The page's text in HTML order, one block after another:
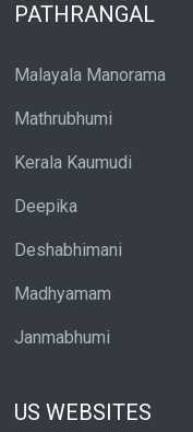
PATHRANGAL
Malayala Manorama
Mathrubhumi
Kerala Kaumudi
Deepika
Deshabhimani
Madhyamam
Janmabhumi
US WEBSITES